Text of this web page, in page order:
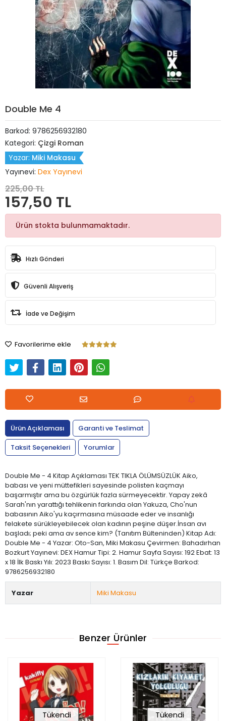
Double Me 4
Barkod: 9786256932180
Kategori: Çizgi Roman
Yazar: Miki Makasu
Yayınevi: Dex Yayınevi
225,00 TL
157,50 TL
Ürün stokta bulunmamaktadır.
Hızlı Gönderi
Güvenli Alışveriş
İade ve Değişim
Favorilerime ekle
Ürün Açıklaması
Garanti ve Teslimat
Taksit Seçenekleri
Yorumlar
Double Me - 4 Kitap Açıklaması TEK TIKLA ÖLÜMSÜZLÜK Aiko,
babası ve yeni müttefikleri sayesinde polisten kaçmayı
başarmıştır ama bu özgürlük fazla sürmeyecektir. Yapay zekâ
Sarah'nın yarattığı tehlikenin farkında olan Yakuza, Cho'nun
babasının Aiko'yu kaçırmasına müsaade eder ve insanlığı
felakete sürükleyebilecek olan kadının peşine düşer.İnsan avı
başladı; peki ama av sence kim? (Tanıtım Bülteninden) Kitap Adı:
Double Me - 4 Yazar: Oto-San, Miki Makasu Çevirmen: Bahadırhan
Bozkurt Yayınevi: DEX Hamur Tipi: 2. Hamur Sayfa Sayısı: 192 Ebat: 13
x 18 İlk Baskı Yılı: 2023 Baskı Sayısı: 1. Basım Dil: Türkçe Barkod:
9786256932180
Yazar Miki Makasu
Benzer Ürünler
Tükendi Tükendi